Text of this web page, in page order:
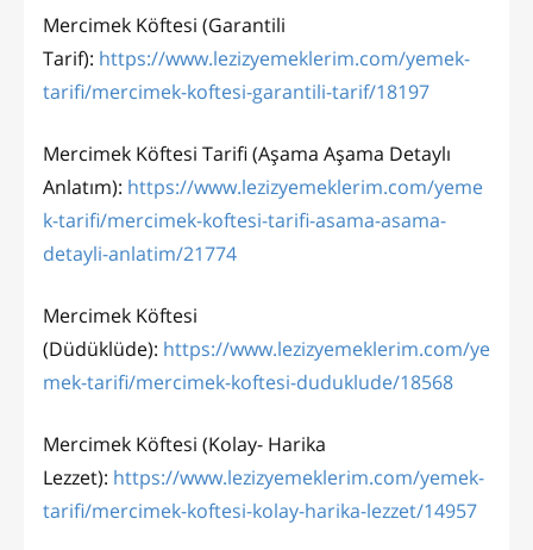
Mercimek Köftesi (Garantili
Tarif): https://www.lezizyemeklerim.com/yemek-
tarifi/mercimek-koftesi-garantili-tarif/18197
Mercimek Köftesi Tarifi (Aşama Aşama Detaylı
Anlatım): https://www.lezizyemeklerim.com/yeme
k-tarifi/mercimek-koftesi-tarifi-asama-asama-
detayli-anlatim/21774
Mercimek Köftesi
(Düdüklüde): https://www.lezizyemeklerim.com/ye
mek-tarifi/mercimek-koftesi-duduklude/18568
Mercimek Köftesi (Kolay- Harika
Lezzet): https://www.lezizyemeklerim.com/yemek-
tarifi/mercimek-koftesi-kolay-harika-lezzet/14957